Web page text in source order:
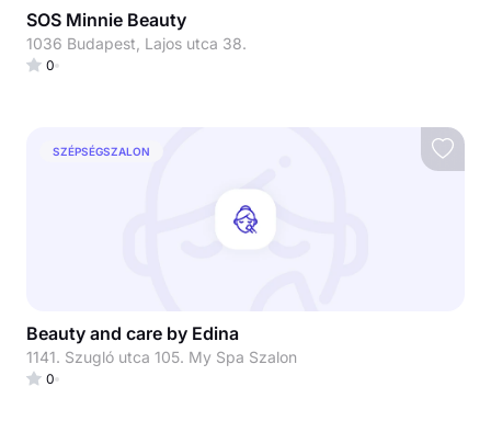
SOS Minnie Beauty
1036 Budapest, Lajos utca 38.
0
SZÉPSÉGSZALON
Beauty and care by Edina
1141. Szugló utca 105. My Spa Szalon
0